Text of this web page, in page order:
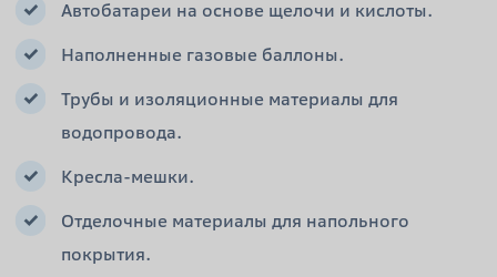
Автобатареи на основе щелочи и кислоты.
Наполненные газовые баллоны.
Трубы и изоляционные материалы для
водопровода.
Кресла-мешки.
Отделочные материалы для напольного
покрытия.